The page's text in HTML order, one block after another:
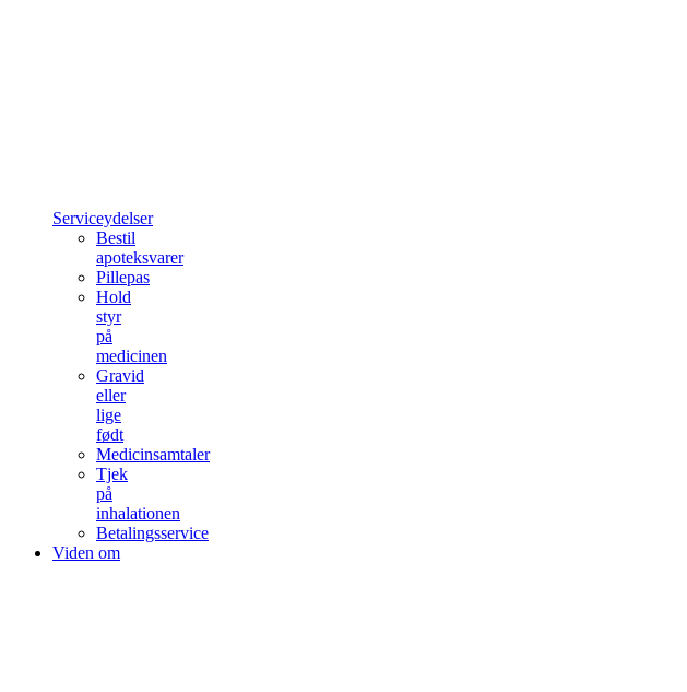
Serviceydelser
Bestil
apoteksvarer
Pillepas
Hold
styr
på
medicinen
Gravid
eller
lige
født
Medicinsamtaler
Tjek
på
inhalationen
Betalingsservice
Viden om